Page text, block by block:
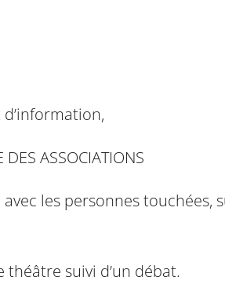
DES ASSOCIATIONS
les personnes touchées,
théâtre suivi d’un débat.